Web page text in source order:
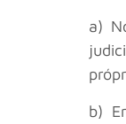
a)
b)